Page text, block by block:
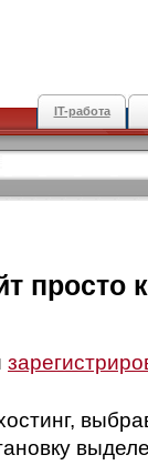
IT-работа
просто